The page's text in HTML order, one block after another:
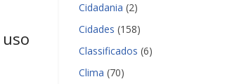
Cidadania (2)
Cidades (158)
Classificados (6)
Clima (70)